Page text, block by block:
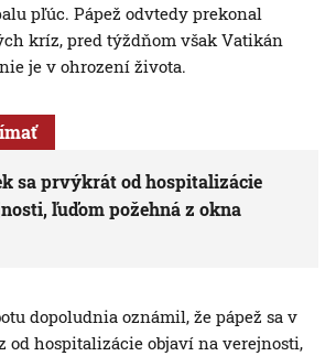
pľúc. Pápež odvtedy prekonal
kríz, pred týždňom však Vatikán
je v ohrození života.
sa prvýkrát od hospitalizácie
ľuďom požehná z okna
dopoludnia oznámil, že pápež sa v
od hospitalizácie objaví na verejnosti,